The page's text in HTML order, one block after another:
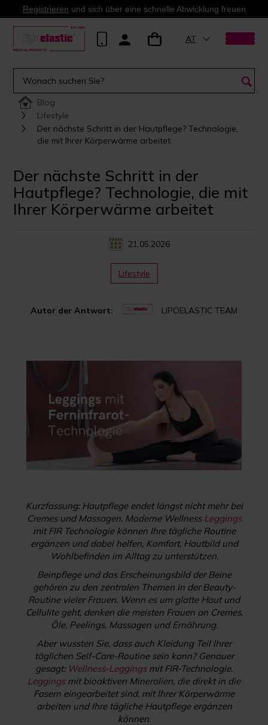
Registrieren und sich über eine schnelle Abwicklung freuen
AT
Blog
Lifestyle
Der nächste Schritt in der Hautpflege? Technologie,
die mit Ihrer Körperwärme arbeitet
Der nächste Schritt in der
Hautpflege? Technologie, die mit
Ihrer Körperwärme arbeitet
21.05.2026
Autor der Antwort: LIPOELASTIC TEAM
Lifestyle
Kurzfassung: Hautpflege endet längst nicht mehr bei
Cremes und Massagen. Moderne Wellness Leggings
mit FIR Technologie können Ihre tägliche Routine
ergänzen und dabei helfen, Komfort, Hautbild und
Wohlbefinden im Alltag zu unterstützen.
Beinpflege und das Erscheinungsbild der Beine
gehören zu den zentralen Themen in der Beauty-
Routine vieler Frauen. Wenn es um glatte Haut und
Cellulite geht, denken die meisten Frauen an Cremes,
Öle, Peelings, Massagen und Ernährung.
Aber wussten Sie, dass auch Kleidung Teil Ihrer
täglichen Self-Care-Routine sein kann? Genauer
gesagt: Wellness-Leggingsmit FIR-Technologie.
Leggingsmit bioaktiven Mineralien, die direkt in die
Fasern eingearbeitet sind, mit Ihrer Körperwärme
arbeiten und Ihre tägliche Hautpflege ergänzen
können.